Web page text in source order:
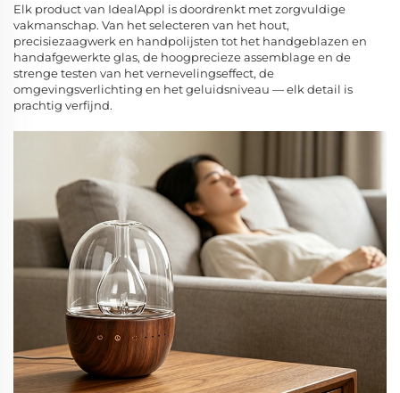
Elk product van IdealAppl is doordrenkt met zorgvuldige
vakmanschap. Van het selecteren van het hout,
precisiezaagwerk en handpolijsten tot het handgeblazen en
handafgewerkte glas, de hoogprecieze assemblage en de
strenge testen van het vernevelingseffect, de
omgevingsverlichting en het geluidsniveau — elk detail is
prachtig verfijnd.